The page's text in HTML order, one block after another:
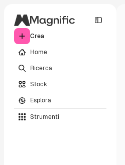
Crea
Home
Ricerca
Stock
Esplora
Strumenti